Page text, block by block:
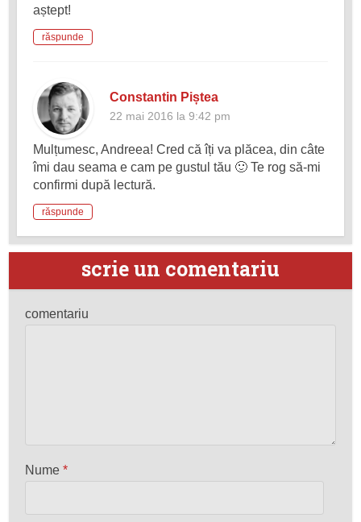
aștept!
răspunde
Constantin Piștea
22 mai 2016 la 9:42 pm
Mulțumesc, Andreea! Cred că îți va plăcea, din câte
îmi dau seama e cam pe gustul tău 🙂 Te rog să-mi
confirmi după lectură.
răspunde
scrie un comentariu
comentariu
Nume*